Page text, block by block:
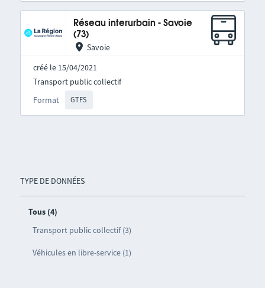
TYPE DE DONNÉES
Tous (4)
Transport public collectif (3)
Véhicules en libre-service (1)
Réseau interurbain - Savoie
(73)
Savoie
créé le 15/04/2021
Format GTFS
Transport public collectif